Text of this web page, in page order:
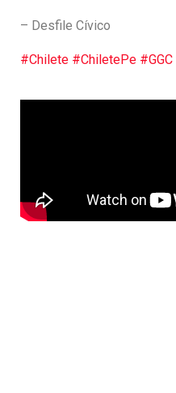
– Desfile Cívico
#Chilete #ChiletePe #GGC